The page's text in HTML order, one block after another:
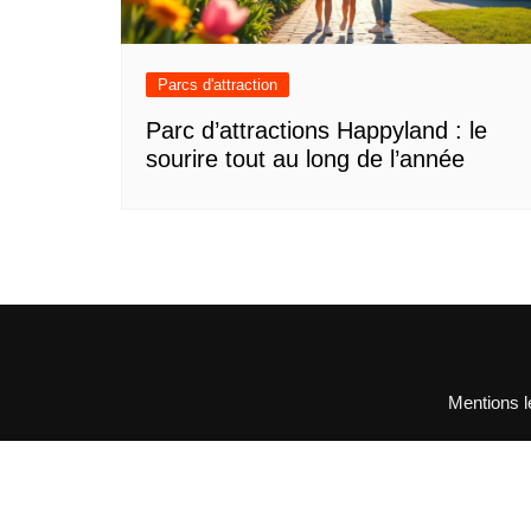
Parcs d'attraction
Parc d’attractions Happyland : le
sourire tout au long de l’année
Mentions